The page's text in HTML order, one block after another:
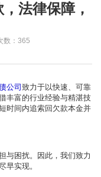
法律保障，
数：365
公司 致力于以快速、可靠
丰富的行业经验与精湛技
时间内追索回欠款本金并
与困扰。因此，我们致力
早实现。